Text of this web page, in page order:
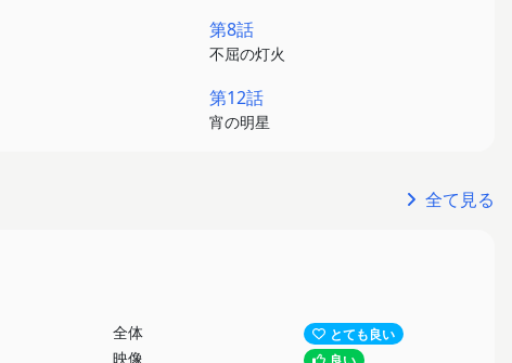
第8話
不屈の灯火
第12話
宵の明星
全て見る
全体 とても良い
映像